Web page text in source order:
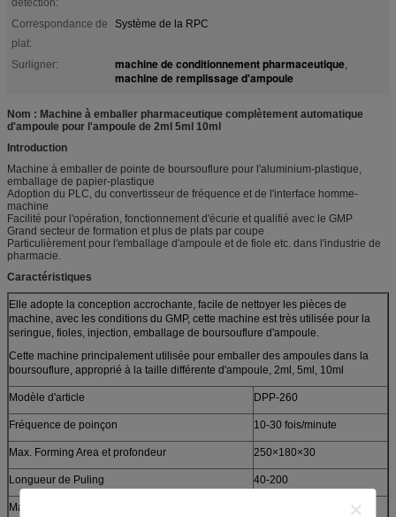
détection:
Correspondance de
plat:
Système de la RPC
Surligner: machine de conditionnement pharmaceutique,
machine de remplissage d'ampoule
Nom : Machine à emballer pharmaceutique complètement automatique
d'ampoule pour l'ampoule de 2ml 5ml 10ml
Introduction
Machine à emballer de pointe de boursouflure pour l'aluminium-plastique,
emballage de papier-plastique
Adoption du PLC, du convertisseur de fréquence et de l'interface homme-
machine
Facilité pour l'opération, fonctionnement d'écurie et qualifié avec le GMP
Grand secteur de formation et plus de plats par coupe
Particulièrement pour l'emballage d'ampoule et de fiole etc. dans l'industrie de
pharmacie.
Caractéristiques
Elle adopte la conception accrochante, facile de nettoyer les pièces de
machine, avec les conditions du GMP, cette machine est très utilisée pour la
seringue, fioles, injection, emballage de boursouflure d'ampoule.
Cette machine principalement utilisée pour emballer des ampoules dans la
boursouflure, approprié à la taille différente d'ampoule, 2ml, 5ml, 10ml
Modèle d'article DPP-260
Fréquence de poinçon 10-30 fois/minute
Max. Forming Area et profondeur 250×180×30
Longueur de Puling 40-200
Matériau d'emballage
(0.15-0.8) ×260× (Φ400)